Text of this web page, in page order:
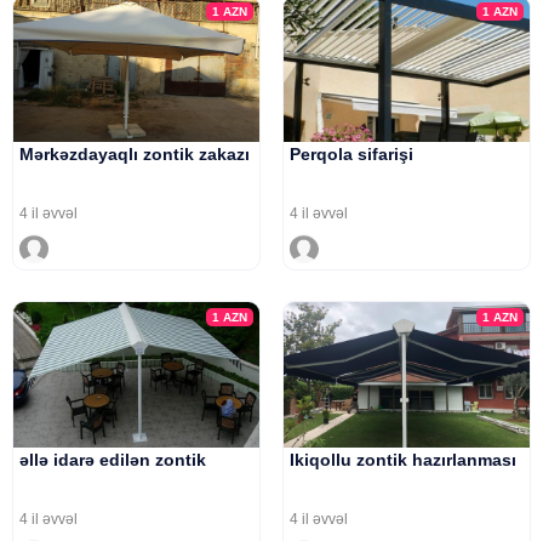
1AZN
Mərkəzdayaqlı zontik zakazı
4 il əvvəl
1 AZN
Perqola sifarişi
4 il əvvəl
1AZN
əllə idarə edilən zontik
4 il əvvəl
1 AZN
Ikiqollu zontik hazırlanması
4 il əvvəl